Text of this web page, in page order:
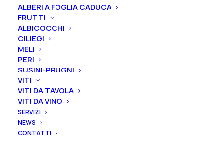
ALBERI A FOGLIA CADUCA
FRUTTI
ALBICOCCHI
CILIEGI
MELI
PERI
SUSINI-PRUGNI
VITI
VITI DA TAVOLA
VITI DA VINO
SERVIZI
NEWS
CONTATTI
Rosa
cespuglio
rifiorente
inglese
"Queen
of
Sweden®"
quantità
Ordina subito questo prodotto!
Puoi acquistare ora questo prodotto contattandoci e
indicando la dimensione del vaso desiderata e la
quantità